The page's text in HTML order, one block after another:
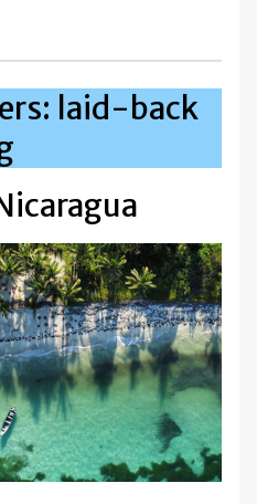
laid-back